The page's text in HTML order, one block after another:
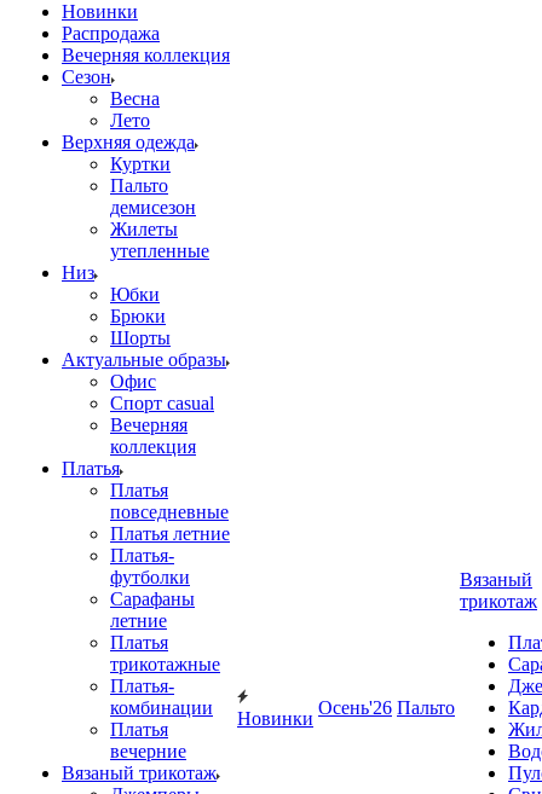
Новинки
Распродажа
Вечерняя коллекция
Сезон
Весна
Лето
Верхняя одежда
Куртки
Пальто
демисезон
Жилеты
утепленные
Низ
Юбки
Брюки
Шорты
Актуальные образы
Офис
Спорт casual
Вечерняя
коллекция
Платья
Платья
повседневные
Платья летние
Платья-
футболки
Сарафаны
летние
Платья
трикотажные
Платья-
комбинации
Платья
вечерние
Вязаный трикотаж
Новинки
Осень'26 Пальто
Вязаный
трикотаж